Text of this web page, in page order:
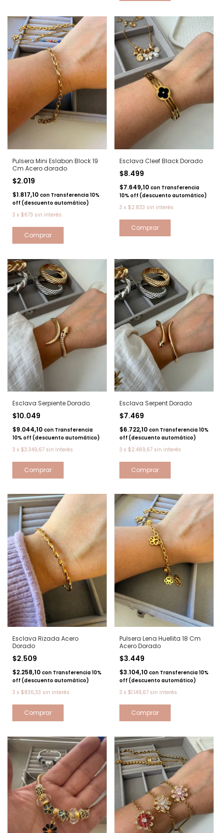
Pulsera Mini Eslabon Block 19
Cm Acero dorado
$2.019
$1.817,10 con Transferencia 10%
off (descuento automático)
3 x $673 sin interés
Esclava Cleef Black Dorado
$8.499
$7.649,10 con Transferencia
10% off (descuento automático)
3 x $2.833 sin interés
Esclava Serpiente Dorado
$10.049
$9.044,10 con Transferencia
10% off (descuento automático)
3 x $3.349,67 sin interés
Esclava Serpent Dorado
$7.469
$6.722,10 con Transferencia 10%
off (descuento automático)
3 x $2.489,67 sin interés
Esclava Rizada Acero
Dorado
$2.509
$2.258,10 con Transferencia 10%
off (descuento automático)
3 x $836,33 sin interés
Pulsera Lena Huellita 18 Cm
Acero Dorado
$3.449
$3.104,10 con Transferencia 10%
off (descuento automático)
3 x $1.149,67 sin interés